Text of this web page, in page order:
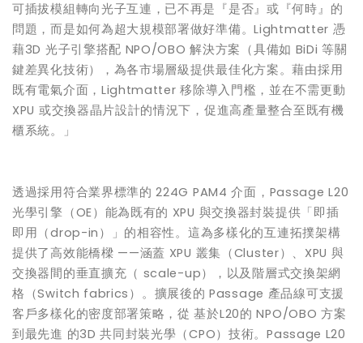
可插拔模組轉向光子互連，已不再是『是否』或『何時』的
問題，而是如何為超大規模部署做好準備。Lightmatter 憑
藉3D 光子引擎搭配 NPO/OBO 解決方案（具備如 BiDi 等關
鍵差異化技術），為各市場層級提供最佳化方案。藉由採用
既有電氣介面，Lightmatter 移除導入門檻，並在不需更動
XPU 或交換器晶片設計的情況下，促進高產量整合至既有機
櫃系統。」
透過採用符合業界標準的 224G PAM4 介面，Passage L20
光學引擎（OE）能為既有的 XPU 與交換器封裝提供「即插
即用（drop-in）」的相容性。這為多樣化的互連拓撲架構
提供了高效能橋樑 ——涵蓋 XPU 叢集（Cluster）、XPU 與
交換器間的垂直擴充（ scale-up），以及階層式交換架網
格（Switch fabrics）。擴展後的 Passage 產品線可支援
客戶多樣化的密度部署策略，從 基於L20的 NPO/OBO 方案
到最先進 的3D 共同封裝光學（CPO）技術。Passage L20